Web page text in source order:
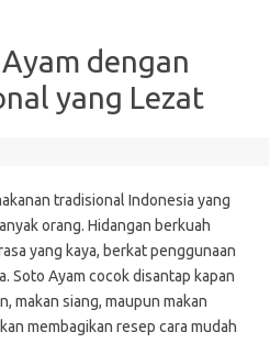
dengan
yang Lezat
tradisional Indonesia yang
orang. Hidangan berkuah
yang kaya, berkat penggunaan
Soto Ayam cocok disantap kapan
makan siang, maupun makan
membagikan resep cara mudah